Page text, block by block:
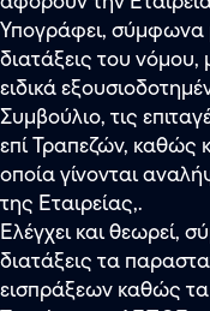
Υπογράφει, σύμφωνα
διατάξεις του
ειδικά
Συμβούλιο, τις
επί Τραπεζών, καθώς
οποία γίνονται
της Εταιρείας,.
Ελέγχει και θεωρεί,
διατάξεις τα
εισπράξεων καθώς